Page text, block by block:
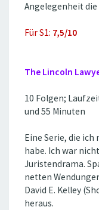
Angelegenheit
Für S1: 7,5/10
The Lincoln
10 Folgen;
und 55 Minuten
Eine Serie, die
habe. Ich war
Juristendrama.
netten
David E. Kelley
heraus.